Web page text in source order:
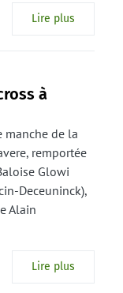
Lire plus
à
manche de la
remportée
Glowi
Deceuninck),
Alain
Lire plus